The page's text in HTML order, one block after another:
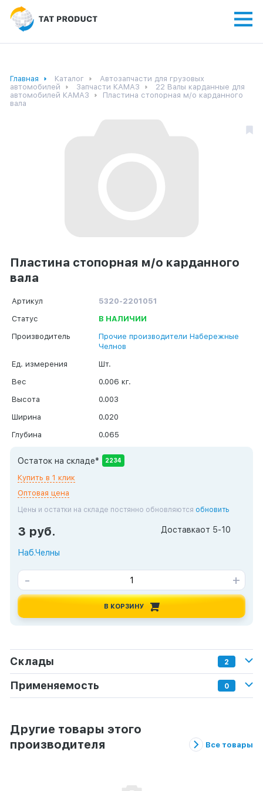
Главная Каталог
Автозапчасти для грузовых
автомобилей
Запчасти КАМАЗ
22 Валы карданные для
автомобилей КАМАЗ
Пластина стопорная м/о карданного
вала
Пластина стопорная м/о карданного
вала
Артикул
5320-2201051
Статус
В НАЛИЧИИ
Производитель
Прочие производители Набережные
Челнов
Ед. измерения
Шт.
Вес
0.006 кг.
Высота
0.003
Ширина
0.020
Глубина
0.065
Остаток на складе* 2234
Купить в 1 клик
Оптовая цена
Цены и остатки на складе постянно обновляются обновить
3 руб. Доставкаот 5-10
Наб.Челны
- +
В КОРЗИНУ
Склады 2
Применяемость 0
Другие товары этого
производителя
Все товары